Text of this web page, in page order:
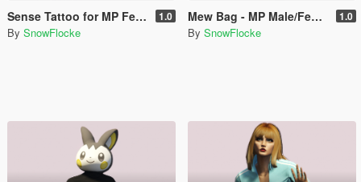
Sense Tattoo for MP Female / Male 1.0
By SnowFlocke
Mew Bag - MP Male/Female 1.0
By SnowFlocke